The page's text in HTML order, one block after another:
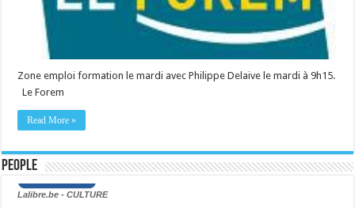
Zone emploi formation le mardi avec Philippe Delaive le mardi à 9h15.
Le Forem
Read More »
People
Lalibre.be - CULTURE